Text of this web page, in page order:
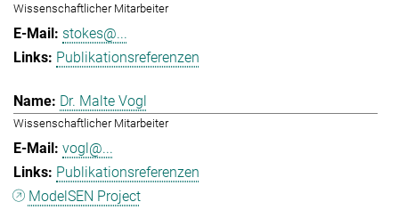
Wissenschaftlicher Mitarbeiter
stokes@...
Publikationsreferenzen
Dr. Malte Vogl
Wissenschaftlicher Mitarbeiter
vogl@...
Publikationsreferenzen
ModelSEN Project